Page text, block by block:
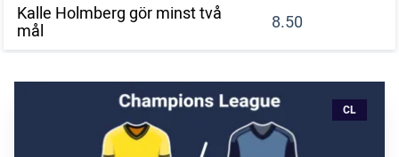
Kalle Holmberg gör minst två
mål 8.50
CL